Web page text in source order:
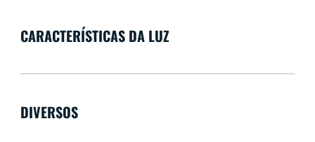
CARACTERÍSTICAS DA LUZ
DIVERSOS